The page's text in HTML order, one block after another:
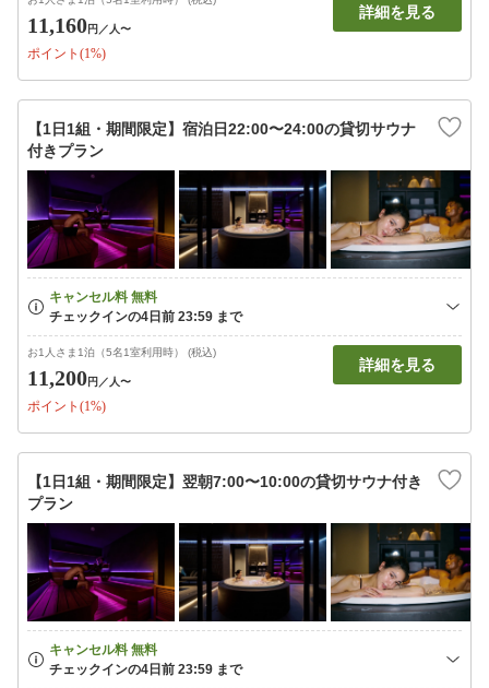
11,160円 ／人〜
ポイント(1%)
詳細を見る
【1日1組・期間限定】宿泊日22:00〜24:00の貸切サウナ
付きプラン
お1人さま1泊（5名1室利用時） (税込)
11,200円 ／人〜
ポイント(1%)
詳細を見る
【1日1組・期間限定】翌朝7:00〜10:00の貸切サウナ付き
プラン